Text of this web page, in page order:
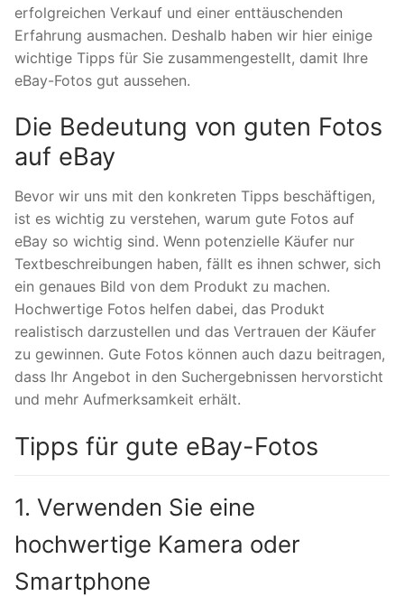
erfolgreichen Verkauf und einer enttäuschenden
Erfahrung ausmachen. Deshalb haben wir hier einige
wichtige Tipps für Sie zusammengestellt, damit Ihre
eBay-Fotos gut aussehen.
Die Bedeutung von guten Fotos
auf eBay
Bevor wir uns mit den konkreten Tipps beschäftigen,
ist es wichtig zu verstehen, warum gute Fotos auf
eBay so wichtig sind. Wenn potenzielle Käufer nur
Textbeschreibungen haben, fällt es ihnen schwer, sich
ein genaues Bild von dem Produkt zu machen.
Hochwertige Fotos helfen dabei, das Produkt
realistisch darzustellen und das Vertrauen der Käufer
zu gewinnen. Gute Fotos können auch dazu beitragen,
dass Ihr Angebot in den Suchergebnissen hervorsticht
und mehr Aufmerksamkeit erhält.
Tipps für gute eBay-Fotos
1. Verwenden Sie eine
hochwertige Kamera oder
Smartphone